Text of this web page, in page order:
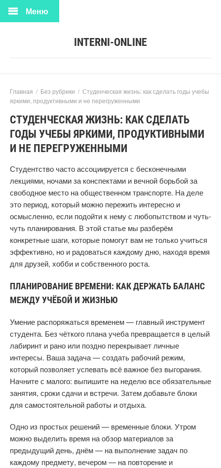
INTERNI-ONLINE
Меню
Главная / Без рубрики / Студенческая жизнь: как сделать годы учебы
яркими, продуктивными и не перегруженными
СТУДЕНЧЕСКАЯ ЖИЗНЬ: КАК СДЕЛАТЬ
ГОДЫ УЧЕБЫ ЯРКИМИ, ПРОДУКТИВНЫМИ
И НЕ ПЕРЕГРУЖЕННЫМИ
Студентство часто ассоциируется с бесконечными
лекциями, ночами за конспектами и вечной борьбой за
свободное место на общественном транспорте. На деле
это период, который можно пережить интересно и
осмысленно, если подойти к нему с любопытством и чуть-
чуть планирования. В этой статье мы разберём
конкретные шаги, которые помогут вам не только учиться
эффективно, но и радоваться каждому дню, находя время
для друзей, хобби и собственного роста.
ПЛАНИРОВАНИЕ ВРЕМЕНИ: КАК ДЕРЖАТЬ БАЛАНС
МЕЖДУ УЧЁБОЙ И ЖИЗНЬЮ
Умение распоряжаться временем — главный инструмент
студента. Без чёткого плана учеба превращается в целый
лабиринт и рано или поздно перекрывает личные
интересы. Ваша задача — создать рабочий режим,
который позволяет успевать всё важное без выгорания.
Начните с малого: выпишите на неделю все обязательные
занятия, сроки сдачи и встречи. Затем добавьте блоки
для самостоятельной работы и отдыха.
Одно из простых решений — временные блоки. Утром
можно выделить время на обзор материалов за
предыдущий день, днём — на выполнение задач по
каждому предмету, вечером — на повторение и